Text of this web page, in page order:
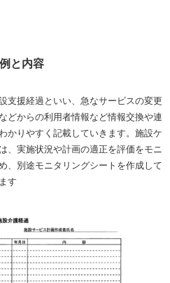
と内容
支援経過といい、急なサービスの変更
どからの利用者情報など情報交換や連
かりやすく記載していきます。施設ケ
、実施状況や計画の適正を評価をモニ
、別途モニタリングシートを作成して
す